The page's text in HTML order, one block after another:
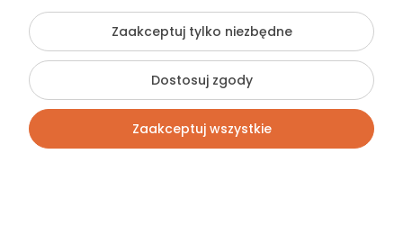
Półkotapczan spełnił nasze oczekiwania. Idealny mebel
dla osób poszukujących np. sypialni w salonie :) Wbrew
pozorom nie zajmuje dużo miejsca. Polecamy dla
mieszkańców bloków.
Krzysztof
Dodano: 2026-01-09
Zaakceptuj tylko niezbędne
Dostosuj zgody
Zaakceptuj wszystkie